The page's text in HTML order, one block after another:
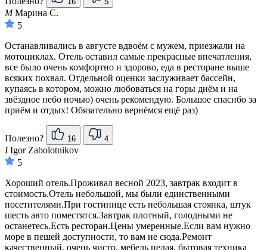
ММарина С.
5
Останавливались в августе вдвоём с мужем, приезжали на
мотоциклах. Отель оставил самые прекрасные впечатления,
все было очень комфортно и здорово, еда в ресторане выше
всяких похвал. Отдельной оценки заслуживает бассейн,
купаясь в котором, можно любоваться на горы днём и на
звёздное небо ночью) очень рекомендую. Большое спасибо за
приём и отдых! Обязательно вернёмся ещё раз)
Полезно? 16 4
IIgor Zabolotnikov
5
Хороший отель.Проживал весной 2023, завтрак входит в
стоимость.Отель небольшой, мы были единственными
посетителями.При гостинице есть небольшая стоянка, штук
шесть авто поместятся.Завтрак плотный, голодными не
останетесь.Есть ресторан.Цены умеренные.Если вам нужно
море в пешей доступности, то вам не сюда.Ремонт
качественный, очень чисто, мебель целая, бытовая техника